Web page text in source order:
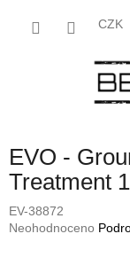
CZK
EVO -
Treatment
EV-38872
Průměrné
Neohodnoceno